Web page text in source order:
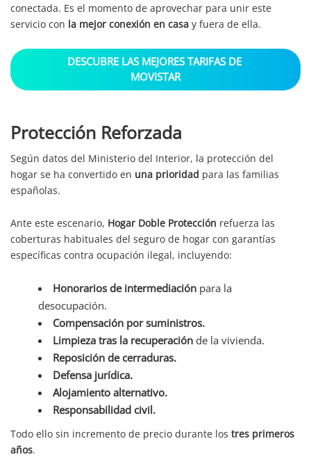
conectada. Es el momento de aprovechar para unir este
servicio con la mejor conexión en casa y fuera de ella.
DESCUBRE LAS MEJORES TARIFAS DE
MOVISTAR
Protección Reforzada
Según datos del Ministerio del Interior, la protección del
hogar se ha convertido en una prioridad para las familias
españolas.
Ante este escenario, Hogar Doble Protección refuerza las
coberturas habituales del seguro de hogar con garantías
específicas contra ocupación ilegal, incluyendo:
Honorarios de intermediación para la
desocupación.
Compensación por suministros.
Limpieza tras la recuperación de la vivienda.
Reposición de cerraduras.
Defensa jurídica.
Alojamiento alternativo.
Responsabilidad civil.
Todo ello sin incremento de precio durante los tres primeros
años.